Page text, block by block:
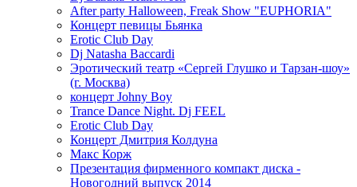
After party Halloween, Freak Show "EUPHORIA"
Концерт певицы Бьянка
Erotic Club Day
Dj Natasha Baccardi
Эротический театр «Сергей Глушко и Тарзан-шоу»
(г. Москва)
концерт Johny Boy
Trance Dance Night. Dj FEEL
Erotic Club Day
Концерт Дмитрия Колдуна
Макс Корж
Презентация фирменного компакт диска -
Новогодний выпуск 2014